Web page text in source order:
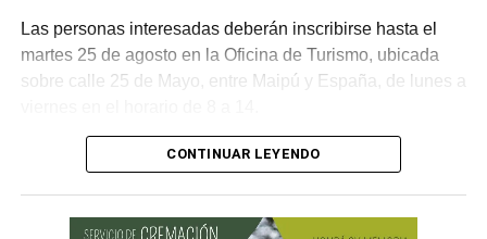
Las personas interesadas deberán inscribirse hasta el
martes 25 de agosto en la Oficina de Turismo, ubicada
sobre calle 25 de Mayo, entre Maipú y España, de lunes a
Durante el proceso de inscripción también se informarán
Para obtener más información, los interesados pueden
CONTINUAR LEYENDO